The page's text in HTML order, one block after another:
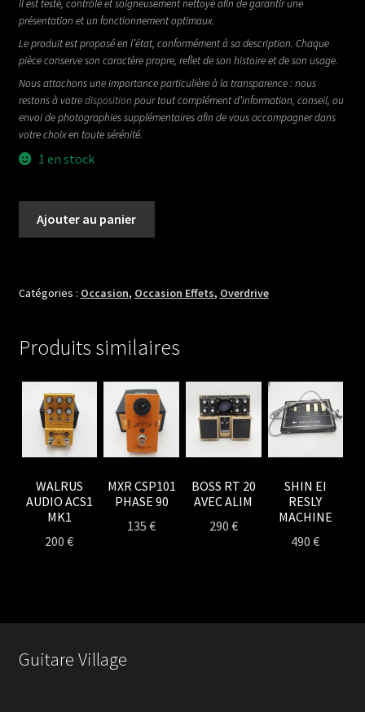
il est testé, contrôlé et soigneusement nettoyé afin de garantir une
présentation et un fonctionnement optimaux.
Le produit est proposé en l’état, conformément à sa description. Chaque
pièce conserve son caractère propre, reflet de son histoire et de son usage.
Nous attachons une importance particulière à la transparence : nous
restons à votredisposition pour tout complément d’information, conseil, ou
envoi de photographies supplémentaires afin de vous accompagner dans
votre choix en toute sérénité.
1 en stock
SIX
Ajouter au panier
Catégories : Occasion, Occasion Effets, Overdrive
Produits similaires
WALRUS
AUDIO ACS1
MK1
200€
MXR CSP101
PHASE 90
135€
BOSS RT 20
AVEC ALIM
290 €
SHIN EI
RESLY
MACHINE
490€
Guitare Village